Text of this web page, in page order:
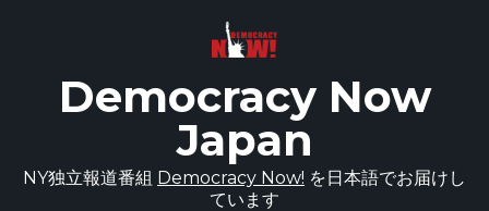
Democracy Now
Japan
NY独立報道番組 Democracy Now! を日本語でお届けし
ています